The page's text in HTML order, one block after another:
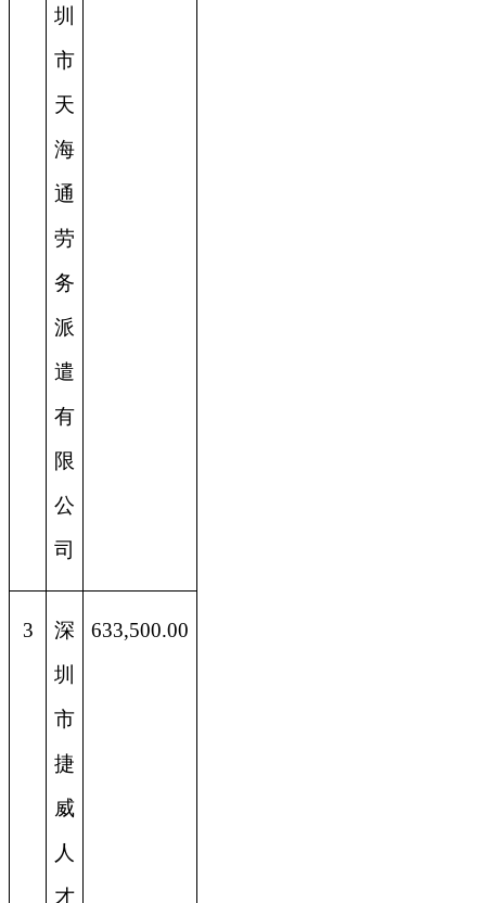
圳
市
天
海
通
劳
务
派
遣
有
限
公
司
3
深
圳
市
捷
威
人
才
633,500.00